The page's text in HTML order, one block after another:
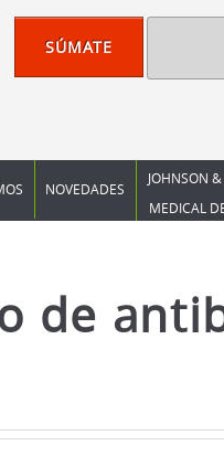
SÚMATE
NOVEDADES
JOHNSON
MEDICAL
de